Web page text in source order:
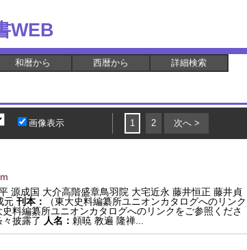
WEB
和暦から 西暦から 詳細検索
画像表示 1 2 次へ >
源成国 大介高階盛章鳥羽院 大宅近永 藤井恒正 藤井貞
元 刊本：
（東大史料編纂所ユニオンカタログへのリンク
史料編纂所ユニオンカタログへのリンクをご参照くださ
披露了 人名： 頼暁 教遍 隆禅...